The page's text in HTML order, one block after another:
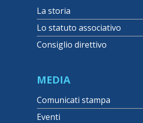
La storia
Lo statuto associativo
Consiglio direttivo
MEDIA
Comunicati stampa
Eventi